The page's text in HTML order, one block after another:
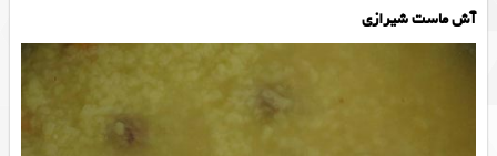
آش ماست شیرازی